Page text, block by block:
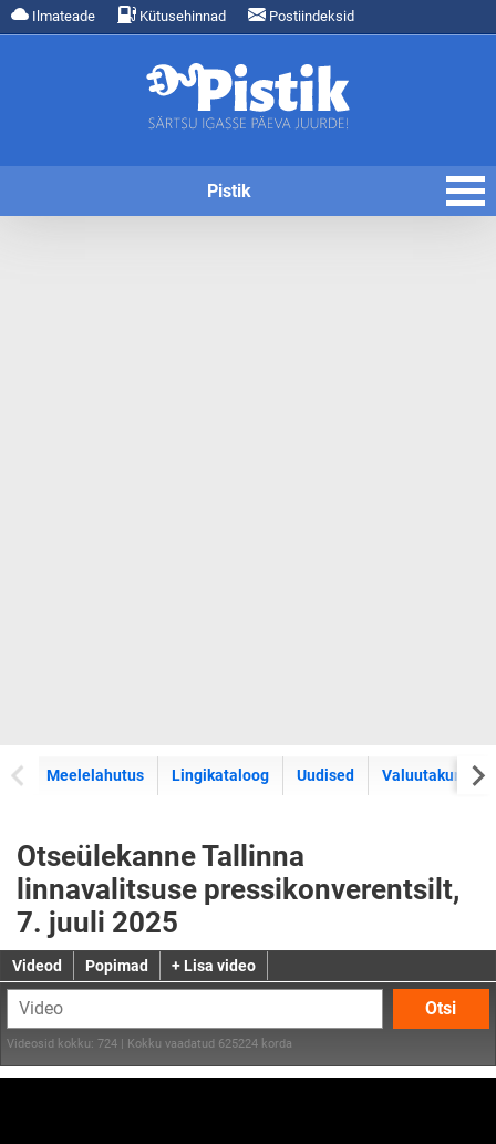
Ilmateade Kütusehinnad Postiindeksid
Pistik
Meelelahutus Lingikataloog Uudised Valuutakursid
Otseülekanne Tallinna
linnavalitsuse pressikonverentsilt,
7. juuli 2025
Videod Popimad + Lisa video
Otsi
Videosid kokku: 724 | Kokku vaadatud 625224 korda